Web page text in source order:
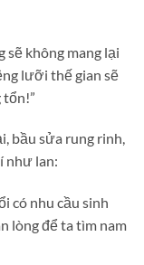
sẽ không mang lại
lưỡi thế gian sẽ
bầu sửa rung rinh,
như lan:
có nhu cầu sinh
lòng để ta tìm nam